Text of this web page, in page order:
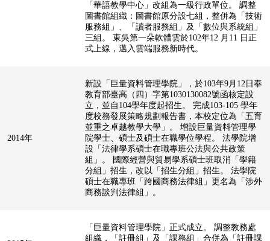
「華語教學中心」改組為一級行政單位。 調整
圖書館組織：圖書館原分設七組，整併為「技術
服務組」、「讀者服務組」及「數位與系統組」
三組。 東吳第一朵軟體雲於102年12 月11 日正
式上線，邁入雲端服務新時代。
2014年
新設「巨量資料管理學院」，於103年9月12日奉
教育部臺高（四）字第1030130082號函核定設
立，並自104學年度起招生。 完成103-105 學年
度校務發展策略規劃報告書，本校定位為「五育
並重之卓越教學大學」。 增設巨量資料管理學
院學士、碩士及碩士在職學位學程。 法學院增
設「法律學系碩士在職專班公法與公共政策
組」。 國際經營與貿易學系碩士班取消「學籍
分組」招生，改以「招生分組」招生。 法學院
碩士在職專班「跨國商務法律組」更名為「涉外
商務談判法律組」。
「巨量資料管理學院」正式成立。 調整教務處
組織，「註冊組」及「課務組」合併為「註冊課